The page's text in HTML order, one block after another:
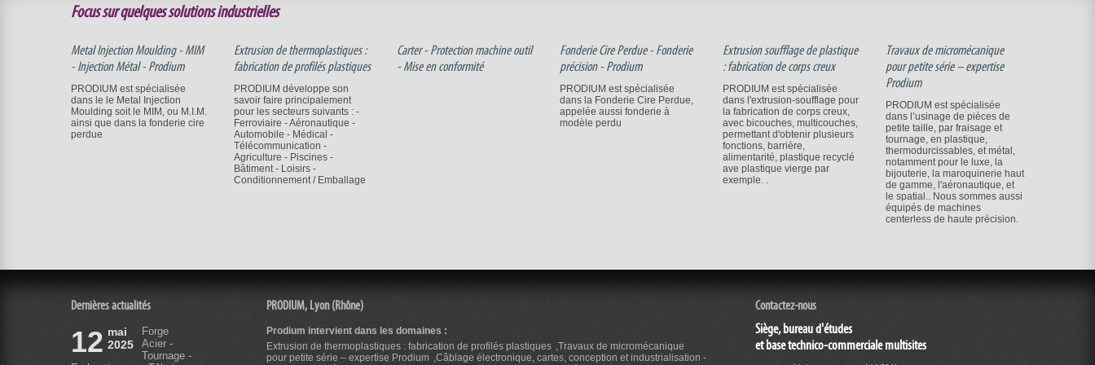
Focus sur quelques solutions industrielles
Metal Injection Moulding - MIM
- Injection Métal - Prodium
PRODIUM est spécialisée
dans le le Metal Injection
Moulding soit le MIM, ou M.I.M.
ainsi que dans la fonderie cire
perdue
Extrusion de thermoplastiques :
fabrication de profilés plastiques
PRODIUM développe son
savoir faire principalement
pour les secteurs suivants : -
Ferroviaire - Aéronautique -
Automobile - Médical -
Télécommunication -
Agriculture - Piscines -
Bâtiment - Loisirs -
Conditionnement / Emballage
Carter - Protection machine outil
- Mise en conformité
Fonderie Cire Perdue - Fonderie
précision - Prodium
PRODIUM est spécialisée
dans la Fonderie Cire Perdue,
appelée aussi fonderie à
modèle perdu
Extrusion soufflage de plastique
: fabrication de corps creux
PRODIUM est spécialisée
dans l'extrusion-soufflage pour
la fabrication de corps creux,
avec bicouches, multicouches,
permettant d'obtenir plusieurs
fonctions, barrière,
alimentarité, plastique recyclé
ave plastique vierge par
exemple. .
Travaux de micromécanique
pour petite série – expertise
Prodium
PRODIUM est spécialisée
dans l’usinage de pièces de
petite taille, par fraisage et
tournage, en plastique,
thermodurcissables, et métal,
notamment pour le luxe, la
bijouterie, la maroquinerie haut
de gamme, l'aéronautique, et
le spatial.. Nous sommes aussi
équipés de machines
centerless de haute précision.
Dernières actualités
12 mai
2025
Forge
Acier -
Tournage -
PRODIUM, Lyon (Rhône)
Prodium intervient dans les domaines :
Extrusion de thermoplastiques : fabrication de profilés plastiques Travaux de micromécanique
pour petite série – expertise Prodium Câblage électronique, cartes, conception et industrialisation -
Contactez-nous
Siège, bureau d'études
et base technico-commerciale multisites